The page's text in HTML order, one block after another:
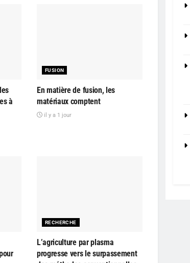
à
FUSION
En matière de fusion, les
matériaux comptent
il y a 1 jour
RECHERCHE
L’agriculture par plasma
progresse vers le surpassement